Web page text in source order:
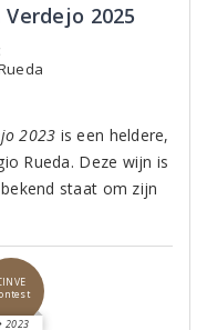
2025
2023 is een heldere,
Rueda. Deze wijn is
staat om zijn
2023